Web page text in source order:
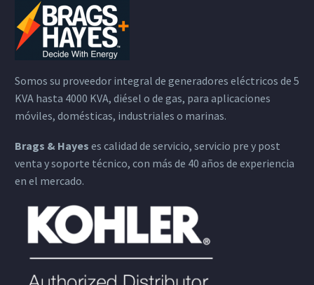
Somos su proveedor integral de generadores eléctricos de 5
KVA hasta 4000 KVA, diésel o de gas, para aplicaciones
móviles, domésticas, industriales o marinas.
Brags & Hayes es calidad de servicio, servicio pre y post
venta y soporte técnico, con más de 40 años de experiencia
en el mercado.